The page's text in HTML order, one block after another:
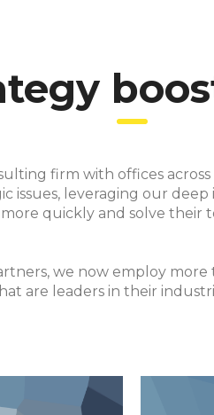
firm with offices across
issues, leveraging our
quickly and solve their
we now employ more
are leaders in their